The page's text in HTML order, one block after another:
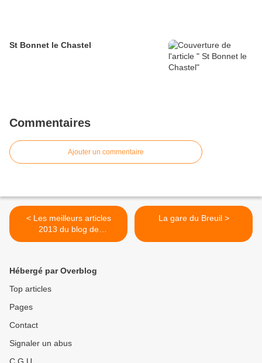
St Bonnet le Chastel
Commentaires
Ajouter un commentaire
< Les meilleurs articles
2013 du blog de
l'Auvergne:Cpauvergne
La gare du Breuil >
Hébergé par Overblog
Top articles
Pages
Contact
Signaler un abus